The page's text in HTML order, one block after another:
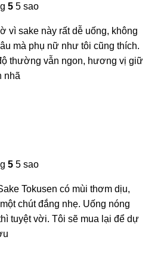
5 5 sao
vì sake này rất dễ uống, không
mà phụ nữ như tôi cũng thích.
thường vẫn ngon, hương vị giữ
nhã
5 5 sao
Tokusen có mùi thơm dịu,
chút đắng nhẹ. Uống nóng
tuyệt vời. Tôi sẽ mua lại để dự